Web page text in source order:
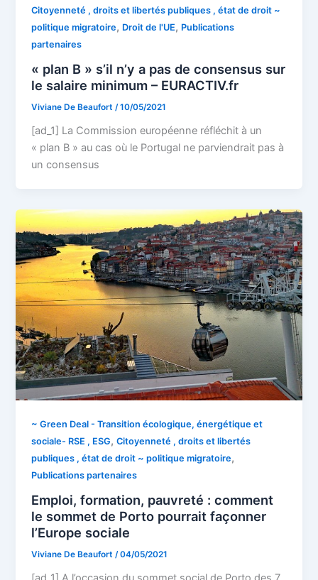
Citoyenneté , droits et libertés publiques , état de droit ~
politique migratoire, Droit de l'UE, Publications
partenaires
« plan B » s’il n’y a pas de consensus sur
le salaire minimum – EURACTIV.fr
Viviane De Beaufort/10/05/2021
[ad_1] La Commission européenne réfléchit à un
« plan B » au cas où le Portugal ne parviendrait pas à
un consensus
~ Green Deal - Transition écologique, énergétique et
sociale- RSE , ESG,Citoyenneté , droits et libertés
publiques , état de droit ~ politique migratoire,
Publications partenaires
Emploi, formation, pauvreté : comment
le sommet de Porto pourrait façonner
l’Europe sociale
Viviane De Beaufort/04/05/2021